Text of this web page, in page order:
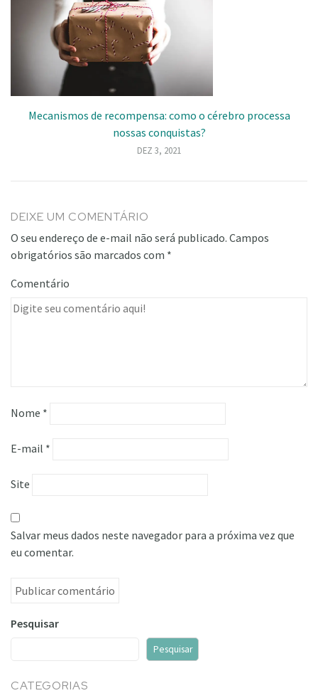
Mecanismos de recompensa: como o cérebro processa
nossas conquistas?
DEZ 3, 2021
DEIXE UM COMENTÁRIO
O seu endereço de e-mail não será publicado. Campos
obrigatórios são marcados com *
Comentário
Nome *
E-mail *
Site
Salvar meus dados neste navegador para a próxima vez que
eu comentar.
Pesquisar
Pesquisar
CATEGORIAS